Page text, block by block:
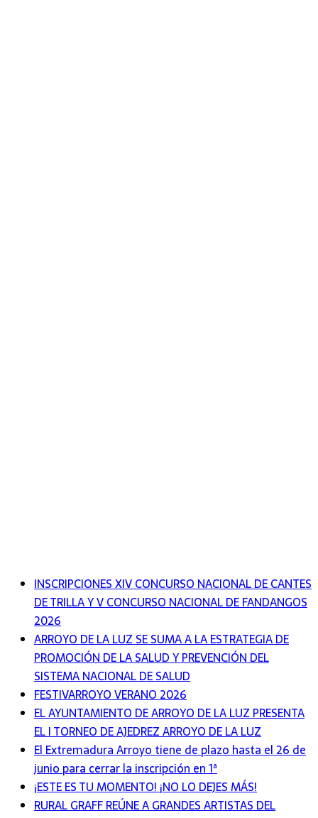
INSCRIPCIONES XIV CONCURSO NACIONAL DE CANTES
DE TRILLA Y V CONCURSO NACIONAL DE FANDANGOS
2026
ARROYO DE LA LUZ SE SUMA A LA ESTRATEGIA DE
PROMOCIÓN DE LA SALUD Y PREVENCIÓN DEL
SISTEMA NACIONAL DE SALUD
FESTIVARROYO VERANO 2026
EL AYUNTAMIENTO DE ARROYO DE LA LUZ PRESENTA
EL I TORNEO DE AJEDREZ ARROYO DE LA LUZ
El Extremadura Arroyo tiene de plazo hasta el 26 de
junio para cerrar la inscripción en 1ª
¡ESTE ES TU MOMENTO! ¡NO LO DEJES MÁS!
RURAL GRAFF REÚNE A GRANDES ARTISTAS DEL